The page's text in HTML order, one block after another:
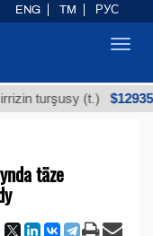
(t.) $12935,18
täze
ENG TM РУС